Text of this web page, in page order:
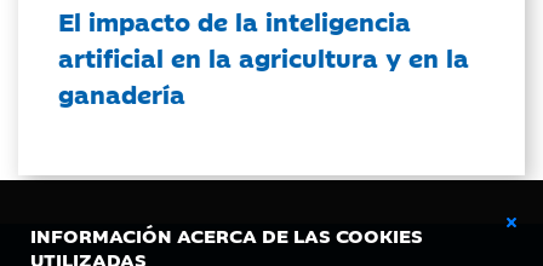
INFORMACIÓN ACERCA DE LAS COOKIES
UTILIZADAS
El impacto de la inteligencia
artificial en la agricultura y en la
ganadería